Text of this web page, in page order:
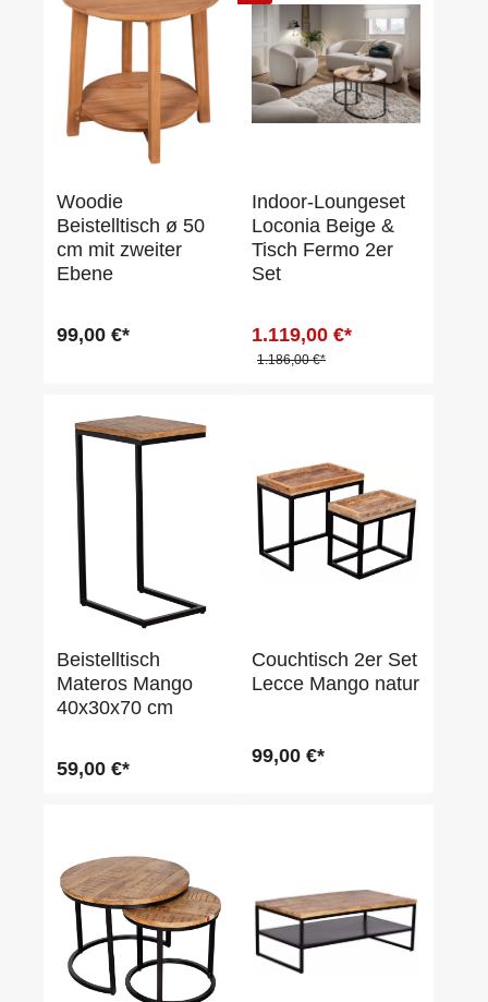
Woodie
Beistelltisch ø 50
cm mit zweiter
Ebene
99,00 €*
Indoor-Loungeset
Loconia Beige &
Tisch Fermo 2er
Set
1.119,00 €*
1.186,00 €*
Beistelltisch
Materos Mango
40x30x70 cm
59,00 €*
Couchtisch 2er Set
Lecce Mango natur
99,00 €*